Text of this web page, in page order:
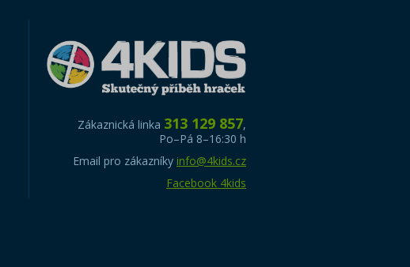
Zákaznická linka 313 129 857,
Po–Pá 8–16:30 h
Email pro zákazníky info@4kids.cz
Facebook 4kids